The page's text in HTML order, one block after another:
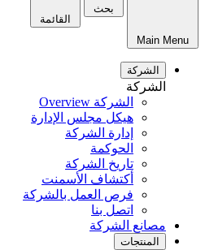
Main Menu
بحث
القائمة
الشركة
الشركة
الشركة Overview
هيكل مجلس الإدارة
إدارة الشركة
الحوكمة
تاريخ الشركة
أكتشاف الأسمنت
فرص العمل بالشركة
اتصل بنا
مصانع الشركة
المنتجات